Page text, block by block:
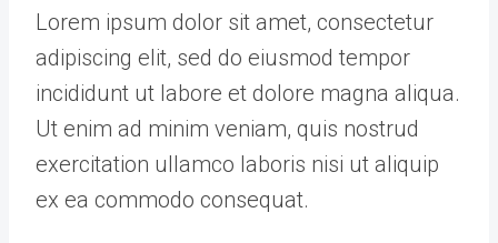
Lorem ipsum dolor sit amet, consectetur
adipiscing elit, sed do eiusmod tempor
incididunt ut labore et dolore magna aliqua.
Ut enim ad minim veniam, quis nostrud
exercitation ullamco laboris nisi ut aliquip
ex ea commodo consequat.